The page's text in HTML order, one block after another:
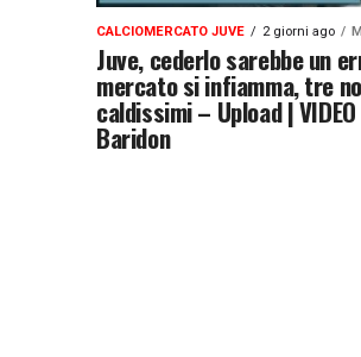
CALCIOMERCATO JUVE 2 giorni ago
Juve, cederlo sarebbe un
mercato si infiamma, tre
caldissimi – Upload |
Baridon